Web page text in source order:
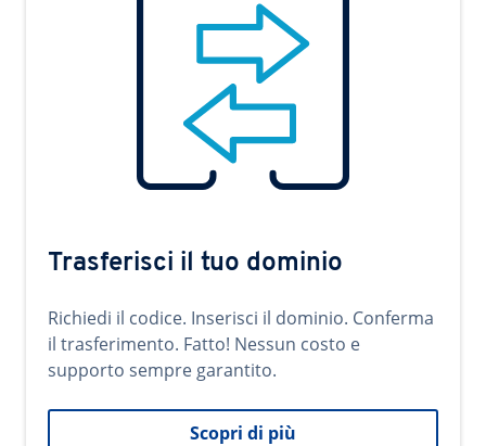
Trasferisci il tuo dominio
Richiedi il codice. Inserisci il dominio. Conferma
il trasferimento. Fatto! Nessun costo e
supporto sempre garantito.
Scopri di più